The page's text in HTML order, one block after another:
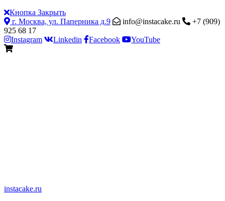
Кнопка Закрыть
г. Москва, ул. Паперника д.9
info@instacake.ru
+7 (909)
925 68 17
Instagram
Linkedin Facebook YouTube
instacake.ru